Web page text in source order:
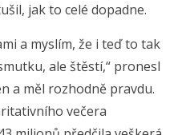
jak to celé dopadne.
a myslím, že i teď to tak
ale štěstí,“ pronesl
a měl rozhodně pravdu.
večera